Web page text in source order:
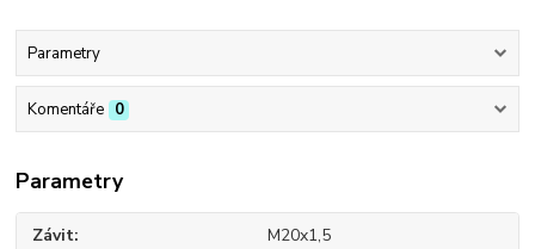
Parametry
Komentáře 0
Parametry
Závit M20x1,5